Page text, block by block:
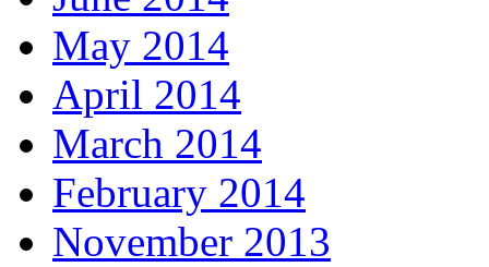
May 2014
April 2014
March 2014
February 2014
November 2013